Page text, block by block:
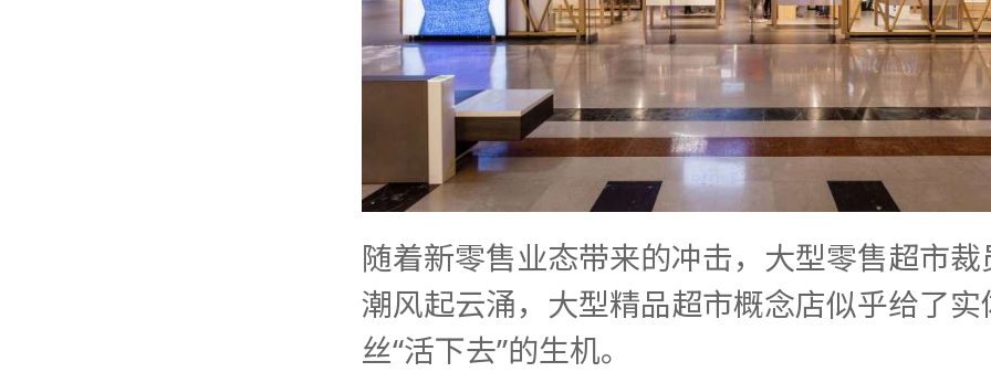
随着新零售业态带来的冲击，大型零售超市
潮风起云涌，大型精品超市概念店似乎给了
丝“活下去”的生机。